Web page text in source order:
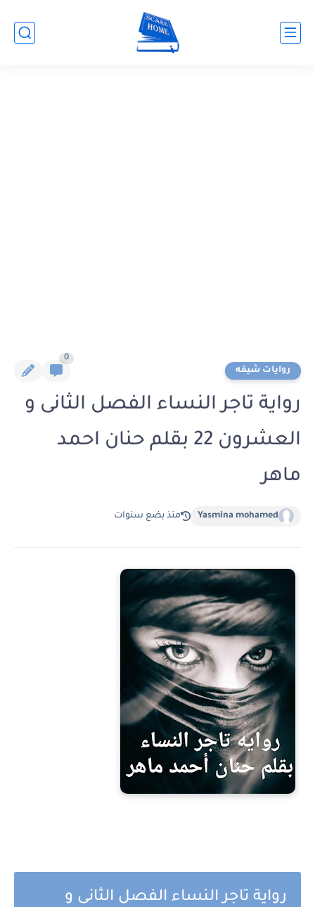
روايات شيقه
0
رواية تاجر النساء الفصل الثانى و
العشرون 22 بقلم حنان احمد
ماهر
Yasmina mohamed منذ بضع سنوات
رواية تاجر النساء الفصل الثانى و